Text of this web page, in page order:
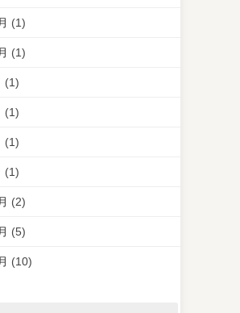
(1)
(1)
(1)
(1)
(1)
(1)
(2)
(5)
(10)